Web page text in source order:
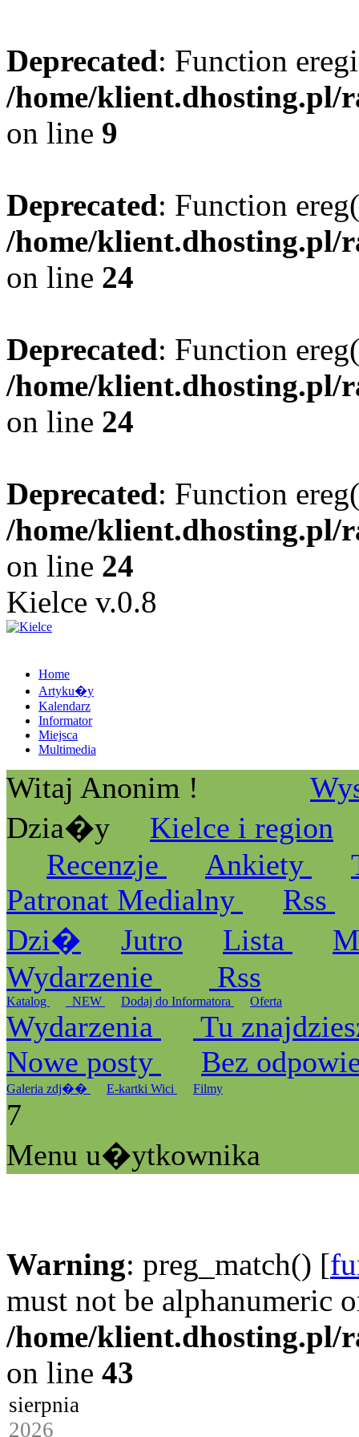
Deprecated: Function
/home/klient.dhosting.pl/
on line 9
Deprecated: Function
/home/klient.dhosting.pl/
on line 24
Deprecated: Function
/home/klient.dhosting.pl/
on line 24
Deprecated: Function
/home/klient.dhosting.pl/
on line 24
Kielce v.0.8
Home
Artyku�y
Kalendarz
Informator
Miejsca
Multimedia
Witaj Anonim !
Dzia�y
Kielce i region
Recenzje
Ankiety
Patronat Medialny
Rss
Dzi�
Jutro Lista
Wydarzenie
Rss
Katalog _NEW Dodaj do Informatora Oferta
Wydarzenia
Tu
Nowe posty
Bez
Galeria zdj�� E-kartki Wici Filmy
7
Menu u�ytkownika
Warning: preg_match() [
must not be alphanumeric
/home/klient.dhosting.pl/
on line 43
sierpnia
2026